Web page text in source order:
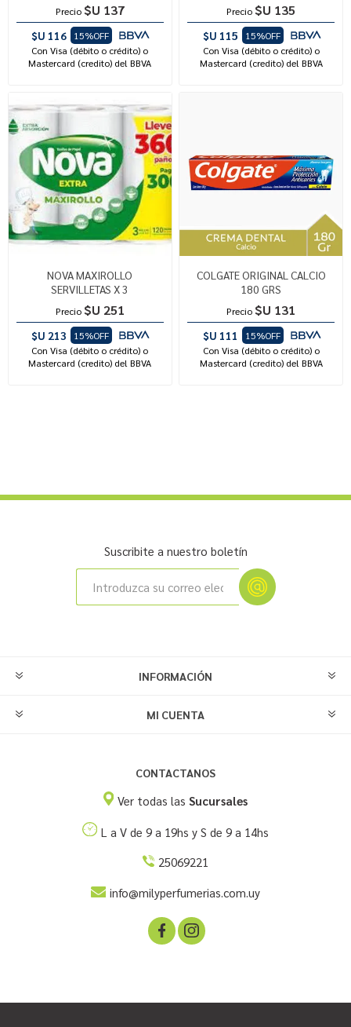
Precio $U 137
$U 116
15%OFF
Con Visa (débito o crédito) o
Mastercard (credito) del BBVA
Precio $U 135
$U 115
15%OFF
Con Visa (débito o crédito) o
Mastercard (credito) del BBVA
NOVA MAXIROLLO
SERVILLETAS X 3
Precio $U 251
$U 213
15%OFF
Con Visa (débito o crédito) o
Mastercard (credito) del BBVA
COLGATE ORIGINAL CALCIO
180 GRS
Precio $U 131
$U 111
15%OFF
Con Visa (débito o crédito) o
Mastercard (credito) del BBVA
Suscribite a nuestro boletín
INFORMACIÓN
MI CUENTA
CONTACTANOS
Ver todas las Sucursales
L a V de 9 a 19hs y S de 9 a 14hs
25069221
info@milyperfumerias.com.uy